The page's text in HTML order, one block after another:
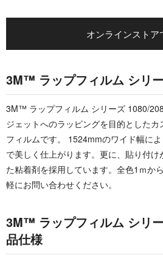
オンラインストア
3M™ ラップフィルム シリ
3M™ ラップフィルム シリーズ 1080/
ジェットへのラッピングを目的とした
フィルムです。 1524mmのワイド幅に
で美しく仕上がります。更に、貼り付
た粘着剤を採用しています。全色1ｍか
軽にお問い合わせください。
3M™ ラップフィルム シリ
品仕様